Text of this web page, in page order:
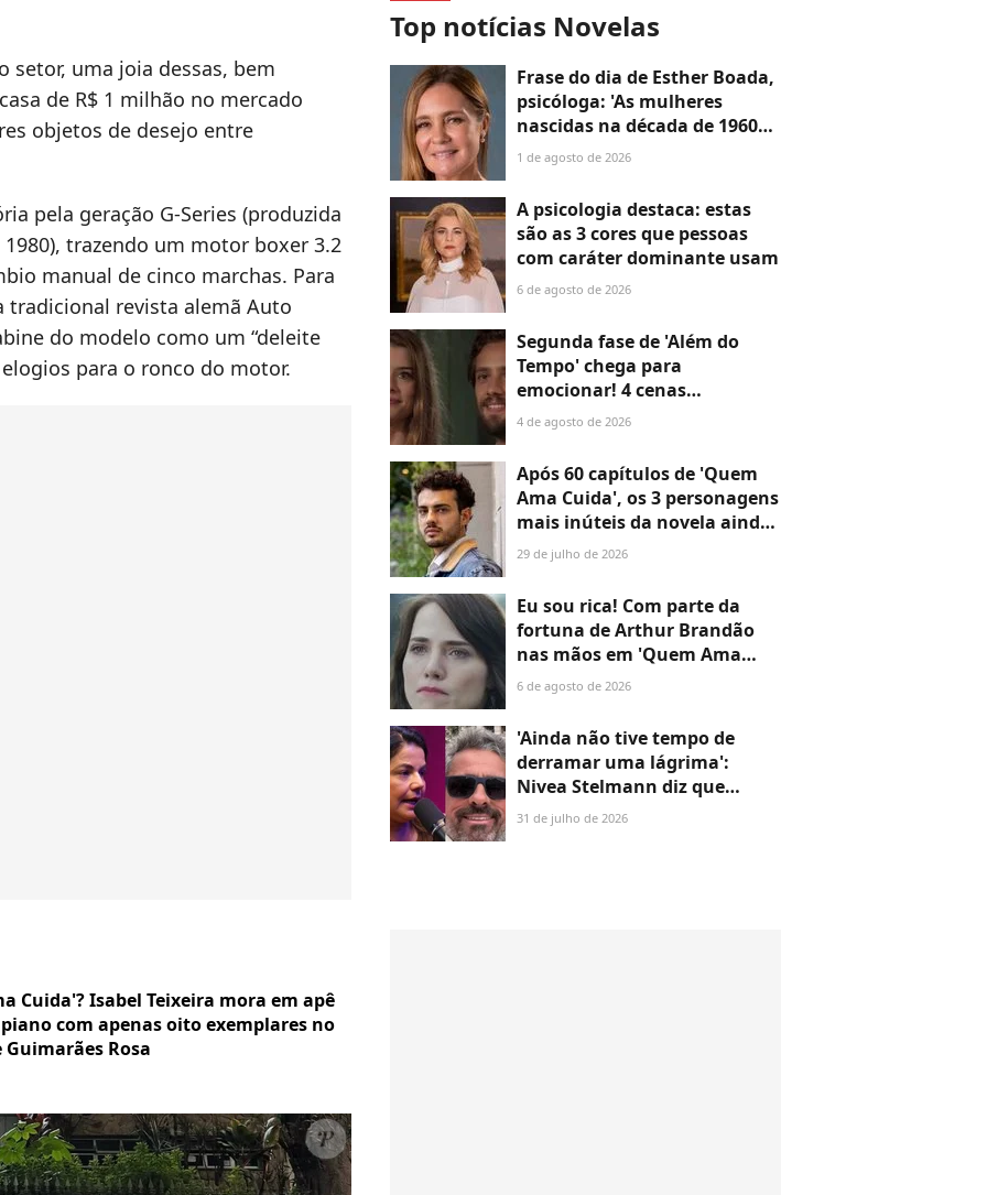
setor, uma joia dessas, bem
de R$ 1 milhão no mercado
objetos de desejo entre
pela geração G-Series (produzida
trazendo um motor boxer 3.2
manual de cinco marchas. Para
revista alemã Auto
do modelo como um “deleite
para o ronco do motor.
Cuida'? Isabel Teixeira mora em apê
com apenas oito exemplares no
Rosa
Top notícias Novelas
Frase do dia de Esther Boada,
psicóloga: 'As mulheres
nascidas na década de 1960
cresceram com a ideia de que
tudo, porque era isso que a
sociedade exigia'
1 de agosto de 2026
A psicologia destaca: estas
são as 3 cores que pessoas
com caráter dominante usam
6 de agosto de 2026
Segunda fase de 'Além do
Tempo' chega para
emocionar! 4 cenas
marcantes do primeiro
não perde o fôlego
4 de agosto de 2026
Após 60 capítulos de 'Quem
Ama Cuida', os 3 personagens
mais inúteis da novela ainda
não disseram a que vieram —
desperdício
29 de julho de 2026
Eu sou rica! Com parte da
fortuna de Arthur Brandão
nas mãos em 'Quem Ama
Cuida', Adriana compra a
passo em vingança com
ajuda de Iuri
6 de agosto de 2026
'Ainda não tive tempo de
derramar uma lágrima':
Nivea Stelmann diz que
marido 'resolveu ir embora'
31 de julho de 2026